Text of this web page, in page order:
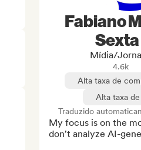
Fabiano
Sexta
Mídia/
4.6k
Alta taxa de
Alta taxa
Traduzido
My focus is on the
don't analyze AI-